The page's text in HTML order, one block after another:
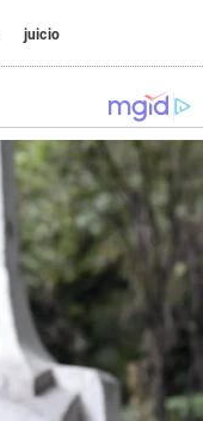
juicio